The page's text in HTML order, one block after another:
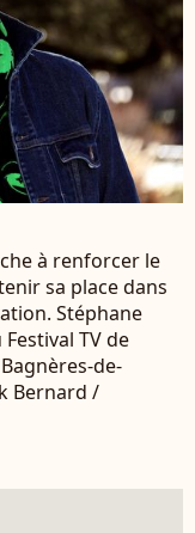
à renforcer le
sa place dans
Stéphane
TV de
de-
Bernard /